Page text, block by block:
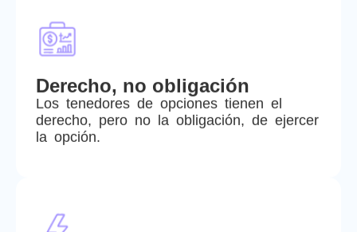
Derecho, no obligación
Los tenedores de opciones tienen el
derecho, pero no la obligación, de ejercer
la opción.